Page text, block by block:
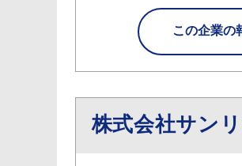
この企業の
株式会社サン